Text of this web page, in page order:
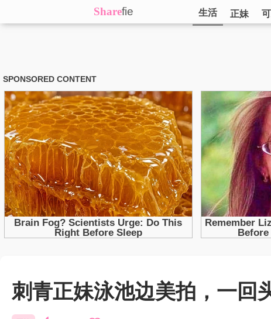
Sharefie 生活 正妹
刺青正妹泳池边美拍，一回